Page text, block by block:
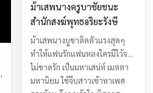
ม้าเสพนางครูบาชัยชนะ
สำนักสงฆ์พุทธอริยะรังษี
ม้าเสพนางบูชาติดตัวแรงสุดๆ
ทำให้แฟนรักแฟนหลงใครมีไว้จะ
ไม่ขาดรัก เป็นมหาเสน่ห์ เมตตา
มหานิยม ใช้จีบสาวเข้าหาเพศ